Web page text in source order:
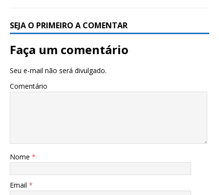
SEJA O PRIMEIRO A COMENTAR
Faça um comentário
Seu e-mail não será divulgado.
Comentário
Nome *
Email *